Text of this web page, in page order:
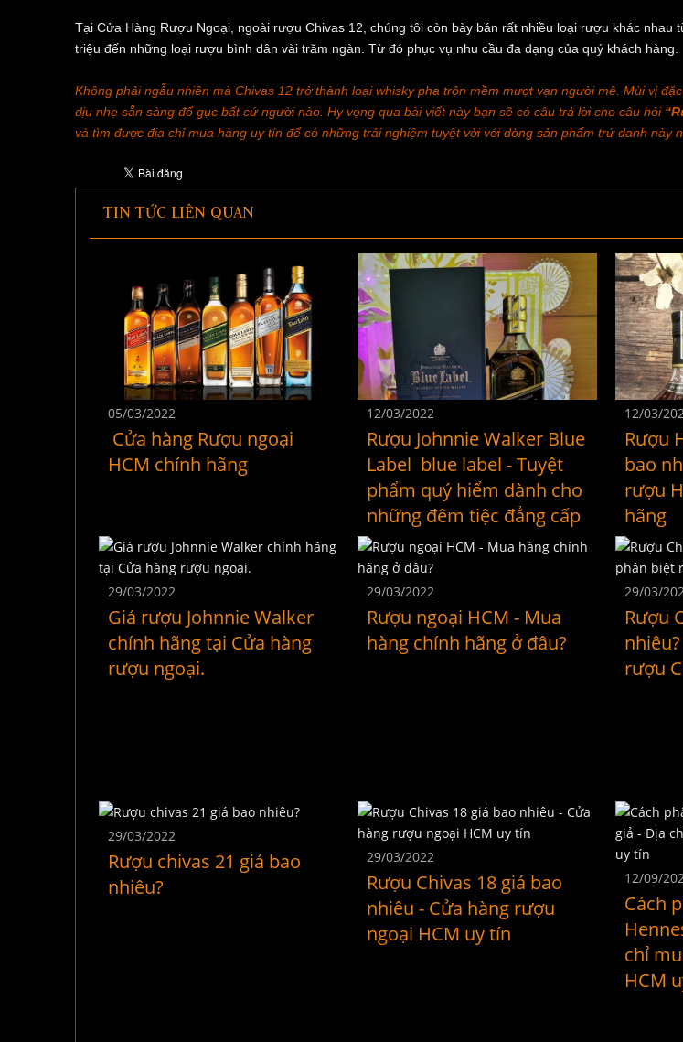
Tại Cửa Hàng Rượu Ngoại, ngoài rượu Chivas 12, chúng tôi còn bày bán rất nhiều loại rượu khác nhau
triệu đến những loại rượu bình dân vài trăm ngàn. Từ đó phục vụ nhu cầu đa dạng của quý khách hàng.
Không phải ngẫu nhiên mà Chivas 12 trở thành loại whisky pha trộn mềm mượt vạn người mê. Mùi vị
dịu nhẹ sẵn sàng đổ gục bất cứ người nào. Hy vọng qua bài viết này bạn sẽ có câu trả lời cho câu hỏi
và tìm được địa chỉ mua hàng uy tín để có những trải nghiệm tuyệt vời với dòng sản phẩm trứ danh này
TIN TỨC LIÊN QUAN
05/03/2022
Cửa hàng Rượu ngoại
HCM chính hãng
12/03/2022
Rượu Johnnie Walker Blue
Label blue label - Tuyệt
phẩm quý hiểm dành cho
những đêm tiệc đẳng cấp
12/03/
Rượu
bao
rượu
hãng
29/03/2022
Giá rượu Johnnie Walker
chính hãng tại Cửa hàng
rượu ngoại.
29/03/2022
Rượu ngoại HCM - Mua
hàng chính hãng ở đâu?
29/03/
Rượu
rượu
29/03/2022
Rượu chivas 21 giá bao
nhiêu?
29/03/2022
Rượu Chivas 18 giá bao
nhiêu - Cửa hàng rượu
ngoại HCM uy tín
12/09/
Cách
chỉ
HCM